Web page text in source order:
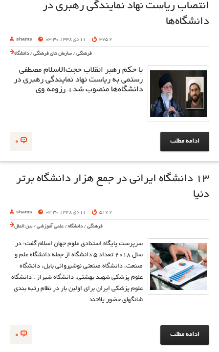
انتصاب ریاست نهاد نمایندگی رهبری در
دانشگاه‌ها
shams 11 دی 1348, 03:30 2 375
فرهنگی / سازمان های فرهنگی /دانشگاه
با حکم رهبر انقلاب حجت‌الاسلام مصطفی
رستمی به ریاست نهاد نمایندگی رهبری در
دانشگاه‌ها منصوب شد+ رزومه وی
0 ادامه مطلب
۱۳ دانشگاه ایرانی در جمع هزار دانشگاه برتر
دنیا
shams 11 دی 1348, 03:30 2 517
فرهنگی /دانشگاه / علمی آموزشی /بین الملل
سرپرست پایگاه استنادی علوم جهان اسلام گفت: در
سال ۲۰۱۸ تعداد ۵ دانشگاه از جمله دانشگاه علم و
صنعت، دانشگاه صنعتی نوشیروانی بابل، دانشگاه
علوم پزشکی شهید بهشتی، دانشگاه شیراز ، دانشگاه
علوم پزشکی ایران برای اولین بار در نظام رتبه بندی
شانگهای حضور یافتند
0 ادامه مطلب